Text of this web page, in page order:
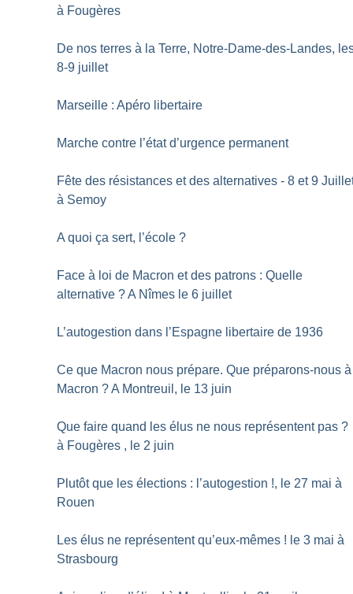
à Fougères
De nos terres à la Terre, Notre-Dame-des-Landes,
8-9 juillet
Marseille : Apéro libertaire
Marche contre l’état d’urgence permanent
Fête des résistances et des alternatives - 8 et 9
à Semoy
A quoi ça sert, l’école ?
Face à loi de Macron et des patrons : Quelle
alternative ? A Nîmes le 6 juillet
L’autogestion dans l’Espagne libertaire de 1936
Ce que Macron nous prépare. Que préparons-nous à
Macron ? A Montreuil, le 13 juin
Que faire quand les élus ne nous représentent pas ?
à Fougères , le 2 juin
Plutôt que les élections : l’autogestion !, le 27 mai à
Rouen
Les élus ne représentent qu’eux-mêmes ! le 3 mai à
Strasbourg